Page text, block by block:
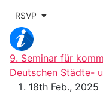
RSVP
9. Seminar für
Deutschen Städte-
18th Feb., 2025